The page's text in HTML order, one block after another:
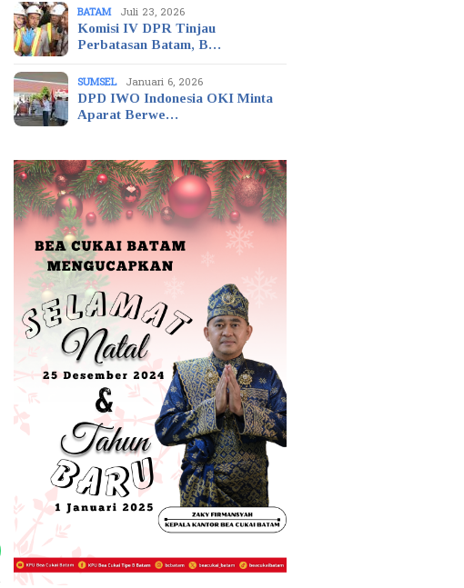
BATAM Juli 23, 2026
Komisi IV DPR Tinjau
Perbatasan Batam, B…
SUMSEL Januari 6, 2026
DPD IWO Indonesia OKI Minta
Aparat Berwe…